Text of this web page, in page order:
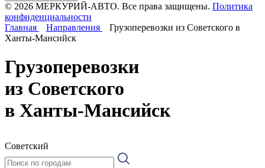
© 2026 МЕРКУРИЙ-АВТО. Все права защищены. Политика
конфиденциальности
Главная
Направления
Грузоперевозки из Советского в
Ханты-Мансийск
Грузоперевозки
из Советского
в Ханты-Мансийск
Советский